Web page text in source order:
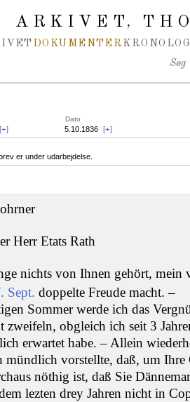
ARKIVET,
DOKUMENTER
Søg
Dato
[+] 5.10.1836 [+]
er under udarbejdelse.
Herr Etats Rath
nichts von Ihnen gehört, mein
. Sept. doppelte Freude macht. –
Sommer werde ich das
obgleich ich seit 3
erwartet habe. – Allein
mündlich vorstellte, daß, um Ihre
nöthig ist, daß Sie
lezten drey Jahren nicht in